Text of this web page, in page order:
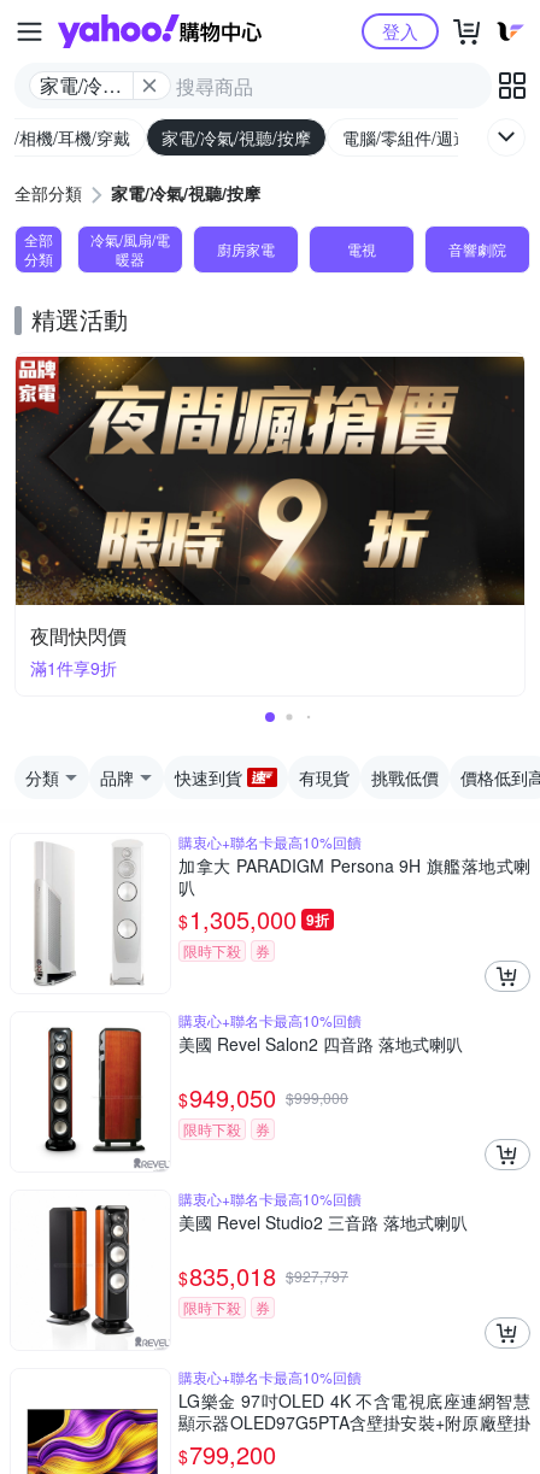
Yahoo購物中心
家電/冷氣/
登入
/相機/耳機/穿戴 家電/冷氣/視聽/按摩 電腦/零組件/週邊/遊戲
全部分類 家電/冷氣/視聽/按摩
全部
分類
冷氣/風扇/電
暖器
廚房家電 電視 音響劇院
精選活動
夜間快閃價
滿1件享9折
分類 品牌 快速到貨 有現貨 挑戰低價 價格低到
購衷心+聯名卡最高10%回饋
加拿大 PARADIGM Persona 9H 旗艦落地式喇
叭
$1,305,000 9折
限時下殺 券
購衷心+聯名卡最高10%回饋
美國 Revel Salon2 四音路 落地式喇叭
$949,050 $999,000
限時下殺
券
購衷心+聯名卡最高10%回饋
美國 Revel Studio2 三音路 落地式喇叭
$835,018 $927,797
限時下殺
券
購衷心+聯名卡最高10%回饋
LG樂金 97吋OLED 4K 不含電視底座連網智慧
顯示器OLED97G5PTA含壁掛安裝+附原廠壁掛
架
$799,200